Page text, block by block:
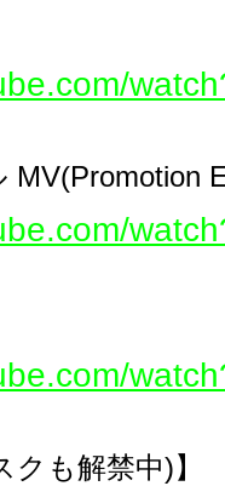
クも解禁中)】